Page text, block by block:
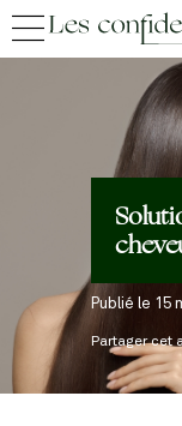
Publié le 15
Partager cet